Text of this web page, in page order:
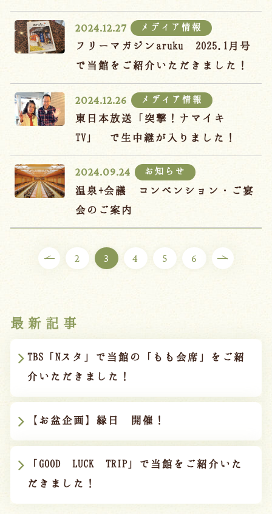
2024.12.27 メディア情報
フリーマガジンaruku 2025.1月号
で当館をご紹介いただきました！
2024.12.26 メディア情報
東日本放送「突撃！ナマイキ
TV」 で生中継が入りました！
2024.09.24 お知らせ
温泉+会議 コンベンション・ご宴
会のご案内
2 3 4 5 6
最新記事
TBS「Nスタ」で当館の「もも会席」をご紹
介いただきました！
【お盆企画】縁日 開催！
「GOOD LUCK TRIP」で当館をご紹介いた
だきました！